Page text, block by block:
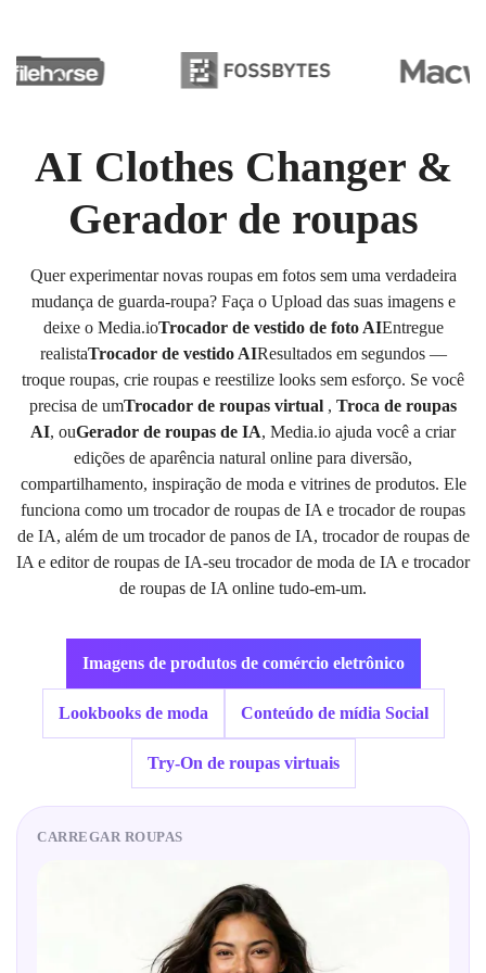
AI Clothes Changer &
Gerador de roupas
Quer experimentar novas roupas em fotos sem uma verdadeira
mudança de guarda-roupa? Faça o Upload das suas imagens e
deixe o Media.ioTrocador de vestido de foto AIEntregue
realistaTrocador de vestido AIResultados em segundos —
troque roupas, crie roupas e reestilize looks sem esforço. Se você
precisa de umTrocador de roupas virtual , Troca de roupas
AI, ouGerador de roupas de IA, Media.io ajuda você a criar
edições de aparência natural online para diversão,
compartilhamento, inspiração de moda e vitrines de produtos. Ele
funciona como um trocador de roupas de IA e trocador de roupas
de IA, além de um trocador de panos de IA, trocador de roupas de
IA e editor de roupas de IA-seu trocador de moda de IA e trocador
de roupas de IA online tudo-em-um.
Imagens de produtos de comércio eletrônico
Lookbooks de moda Conteúdo de mídia Social
Try-On de roupas virtuais
CARREGAR ROUPAS